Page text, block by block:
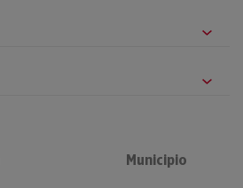
Municipio